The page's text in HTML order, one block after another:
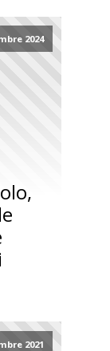
2024
2021